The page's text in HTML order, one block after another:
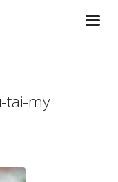
tai-my